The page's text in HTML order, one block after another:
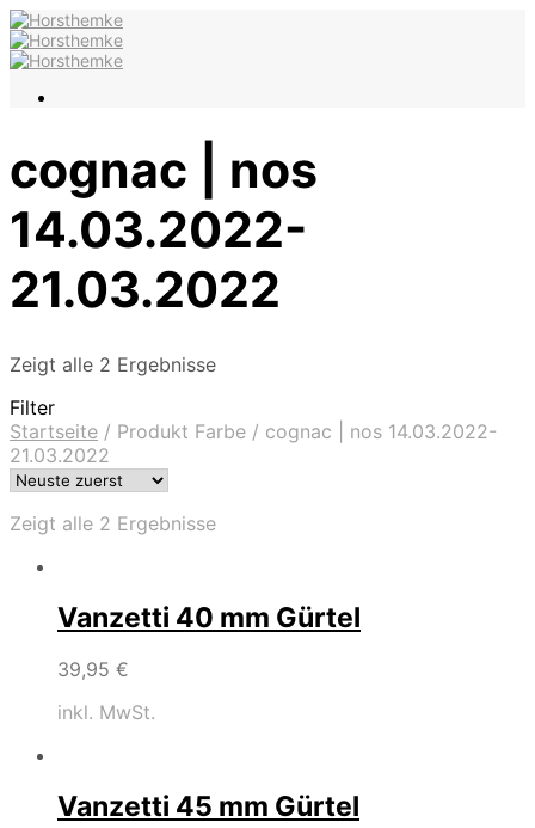
cognac | nos
14.03.2022-
21.03.2022
Zeigt alle 2 Ergebnisse
Filter
Startseite / Produkt Farbe / cognac | nos 14.03.2022-
21.03.2022
Zeigt alle 2 Ergebnisse
Vanzetti 40 mm Gürtel
39,95 €
inkl. MwSt.
Vanzetti 45 mm Gürtel